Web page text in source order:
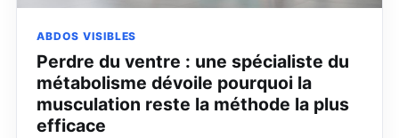
ABDOS VISIBLES
Perdre du ventre : une spécialiste du
métabolisme dévoile pourquoi la
musculation reste la méthode la plus
efficace